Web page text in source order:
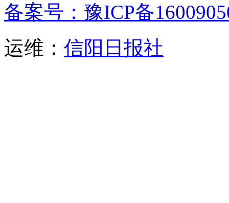
备案号：豫ICP备
运维： 信阳日报社